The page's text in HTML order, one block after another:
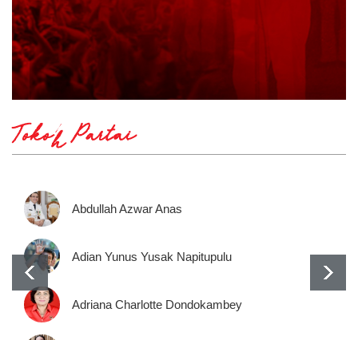
Tokoh Partai
Abdullah Azwar Anas
Adian Yunus Yusak Napitupulu
Adriana Charlotte Dondokambey